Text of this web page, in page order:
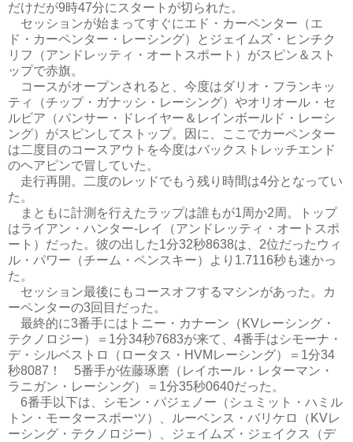
だけだが9時47分にスタートが切られた。
セッションが始まってすぐにエド・カーペンター（エ
ド・カーペンター・レーシング）とジェイムズ・ヒンチク
リフ（アンドレッティ・オートスポート）がスピン＆スト
ップで赤旗。
コースがオープンされると、今度はダリオ・フランキッ
ティ（チップ・ガナッシ・レーシング）やオリオール・セ
ルビア（パンサー・ドレイヤー＆レインボールド・レーシ
ング）がスピンしてストップ。因に、ここでカーペンター
は二度目のコースアウトを今度はバックストレッチエンド
のヘアピンで冒していた。
走行再開。二度のレッドでもう残り時間は4分となってい
た。
まともに計測を行えたラップは誰もが1周か2周。トップ
はライアン・ハンター-レイ（アンドレッティ・オートスポ
ート）だった。彼の出した1分32秒8638は、2位だったウィ
ル・パワー（チーム・ペンスキー）より1.7116秒も速かっ
た。
セッション最後にもコースオフするマシンがあった。カ
ーペンターの3回目だった。
最終的に3番手にはトニー・カナーン（KVレーシング・
テクノロジー）＝1分34秒7683が来て、4番手はシモーナ・
デ・シルベストロ（ロータス・HVMレーシング）＝1分34
秒8087！ 5番手が佐藤琢磨（レイホール・レターマン・
ラニガン・レーシング）＝1分35秒0640だった。
6番手以下は、シモン・パジェノー（シュミット・ハミル
トン・モータースポーツ）、ルーベンス・バリケロ（KVレ
ーシング・テクノロジー）、ジェイムズ・ジェイクス（デ